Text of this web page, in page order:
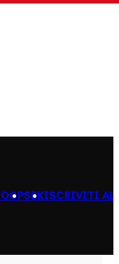
SBKISCRIVITI AL